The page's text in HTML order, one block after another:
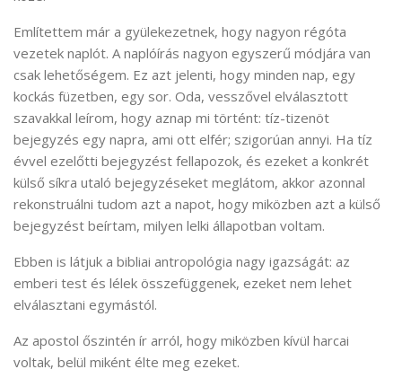
Említettem már a gyülekezetnek, hogy nagyon régóta
vezetek naplót. A naplóírás nagyon egyszerű módjára van
csak lehetőségem. Ez azt jelenti, hogy minden nap, egy
kockás füzetben, egy sor. Oda, vesszővel elválasztott
szavakkal leírom, hogy aznap mi történt: tíz-tizenöt
bejegyzés egy napra, ami ott elfér; szigorúan annyi. Ha tíz
évvel ezelőtti bejegyzést fellapozok, és ezeket a konkrét
külső síkra utaló bejegyzéseket meglátom, akkor azonnal
rekonstruálni tudom azt a napot, hogy miközben azt a külső
bejegyzést beírtam, milyen lelki állapotban voltam.
Ebben is látjuk a bibliai antropológia nagy igazságát: az
emberi test és lélek összefüggenek, ezeket nem lehet
elválasztani egymástól.
Az apostol őszintén ír arról, hogy miközben kívül harcai
voltak, belül miként élte meg ezeket.